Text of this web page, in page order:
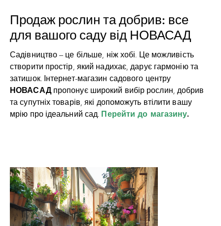
Продаж рослин та добрив: все
для вашого саду від НОВАСАД
Садівництво – це більше, ніж хобі. Це можливість
створити простір, який надихає, дарує гармонію та
затишок. Інтернет-магазин садового центру
НОВАСАДпропонує широкий вибір рослин, добрив
та супутніх товарів, які допоможуть втілити вашу
мрію про ідеальний сад. Перейти до магазину.